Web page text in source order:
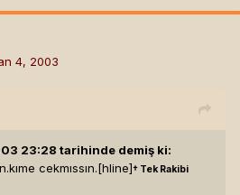
4, 2003
23:28 tarihinde demiş ki:
cekmıssın.[hline]† Tek Rakibi